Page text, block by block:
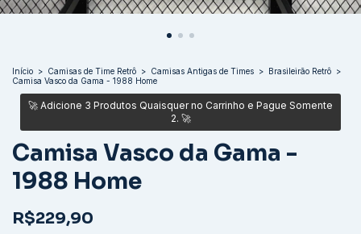
Início > Camisas de Time Retrô > Camisas Antigas de Times > Brasileirão Retrô >
Camisa Vasco da Gama - 1988 Home
Camisa Vasco da Gama -
1988 Home
R$229,90